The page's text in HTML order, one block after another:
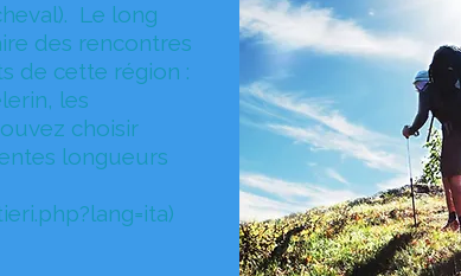
Le long
des rencontres
de cette région :
les
choisir
longueurs